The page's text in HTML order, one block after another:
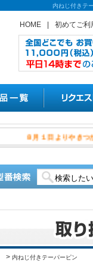
内ねじ付きテ
HOME 初めてご利
８月１日
> 内ねじ付きテーパーピン